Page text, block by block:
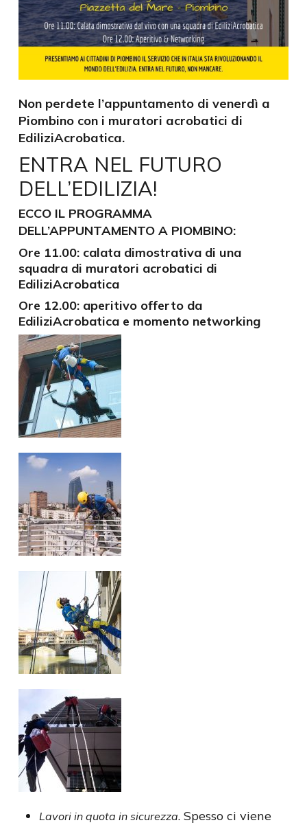
Non perdete l’appuntamento di venerdì a
Piombino con i muratori acrobatici di
EdiliziAcrobatica.
ENTRA NEL FUTURO
DELL’EDILIZIA!
ECCO IL PROGRAMMA
DELL’APPUNTAMENTO A PIOMBINO:
Ore 11.00: calata dimostrativa di una
squadra di muratori acrobatici di
EdiliziAcrobatica
Ore 12.00: aperitivo offerto da
EdiliziAcrobatica e momento networking
Lavori in quota in sicurezza. Spesso ci viene